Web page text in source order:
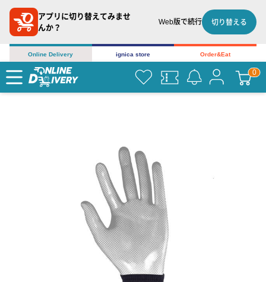
アプリに切り替えてみませ
んか？
Web版で続行 切り替える
Online Delivery ignica store Order&Eat